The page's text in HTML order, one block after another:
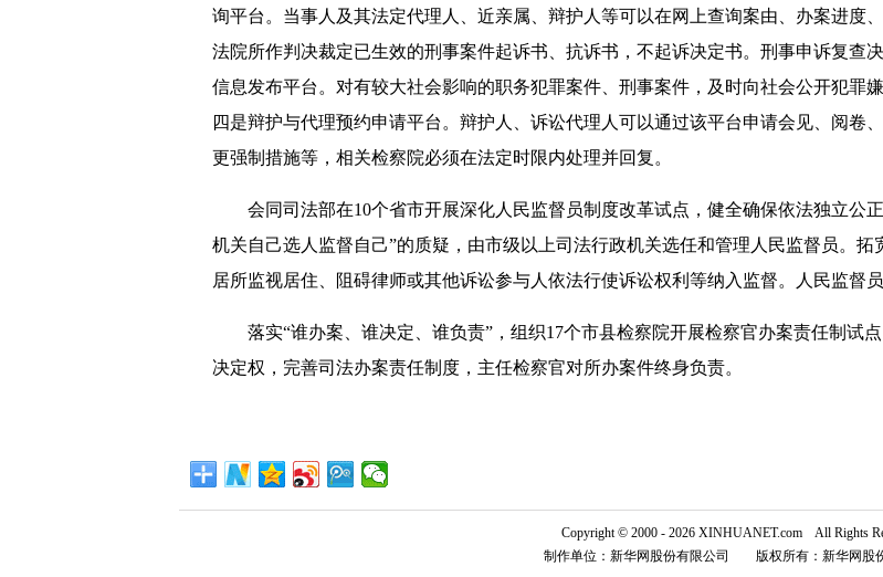
询平台。当事人及其法定代理人、近亲属、辩护人等可以在网上查询案由、办案进度
法院所作判决裁定已生效的刑事案件起诉书、抗诉书，不起诉决定书。刑事申诉复查
信息发布平台。对有较大社会影响的职务犯罪案件、刑事案件，及时向社会公开犯罪
四是辩护与代理预约申请平台。辩护人、诉讼代理人可以通过该平台申请会见、阅卷
更强制措施等，相关检察院必须在法定时限内处理并回复。
会同司法部在10个省市开展深化人民监督员制度改革试点，健全确保依法独立公
机关自己选人监督自己”的质疑，由市级以上司法行政机关选任和管理人民监督员。
居所监视居住、阻碍律师或其他诉讼参与人依法行使诉讼权利等纳入监督。人民监督员
落实“谁办案、谁决定、谁负责”，组织17个市县检察院开展检察官办案责任制试
决定权，完善司法办案责任制度，主任检察官对所办案件终身负责。
Copyright © 2000 - 2026 XINHUANET.com All Rights
制作单位：新华网股份有限公司 版权所有：新华网股